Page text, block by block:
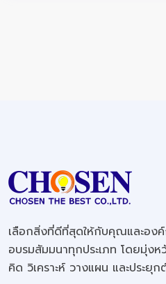
เลือกสิ่งที่ดีที่สุดให้กับคุณและอง
อบรมสัมมนาทุกประเภท โดยมุ่งห
คิด วิเคราะห์ วางแผน และประยุก